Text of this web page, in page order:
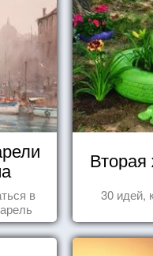
в
30 идей,